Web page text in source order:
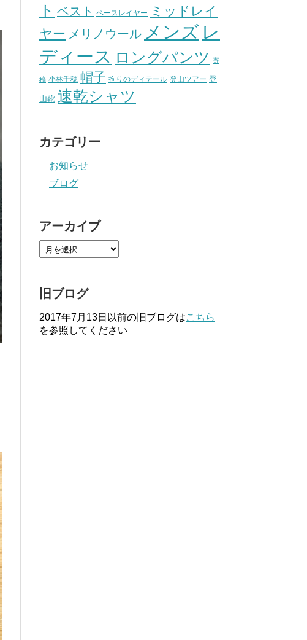
ト ベスト ベースレイヤー
ミッドレイ
ヤー メリノウール メンズ レ
ディース ロングパンツ 寄
稿 小林千穂 帽子 拘りのディテール 登山ツアー 登
山靴 速乾シャツ
カテゴリー
お知らせ
ブログ
アーカイブ
旧ブログ
2017年7月13日以前の旧ブログはこちら
を参照してください